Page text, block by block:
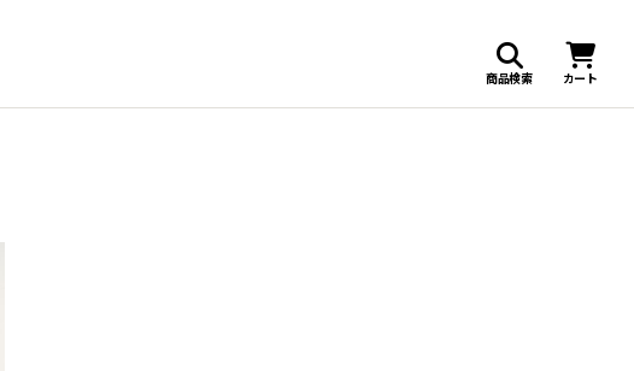
商品検索 カート